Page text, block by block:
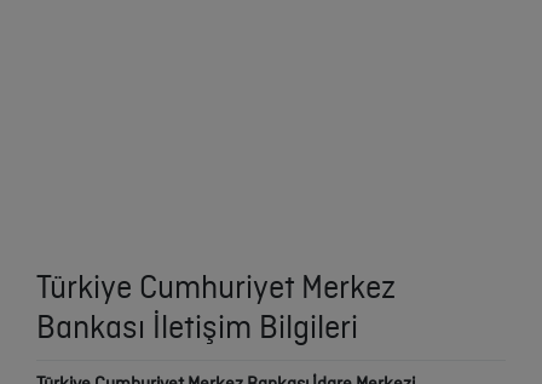
Türkiye Cumhuriyet Merkez
Bankası İletişim Bilgileri